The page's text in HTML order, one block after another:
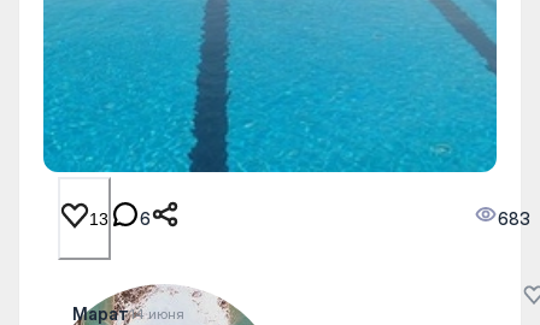
13 6 683
Марат14 июня